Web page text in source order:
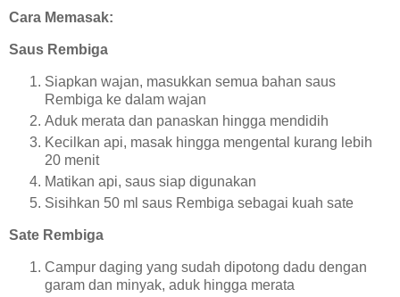
Cara Memasak:
Saus Rembiga
Siapkan wajan, masukkan semua bahan saus
Rembiga ke dalam wajan
Aduk merata dan panaskan hingga mendidih
Kecilkan api, masak hingga mengental kurang lebih
20 menit
Matikan api, saus siap digunakan
Sisihkan 50 ml saus Rembiga sebagai kuah sate
Sate Rembiga
Campur daging yang sudah dipotong dadu dengan
garam dan minyak, aduk hingga merata